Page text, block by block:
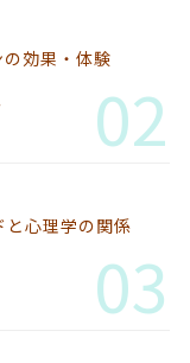
効果・体験
02
と心理学の関係
03